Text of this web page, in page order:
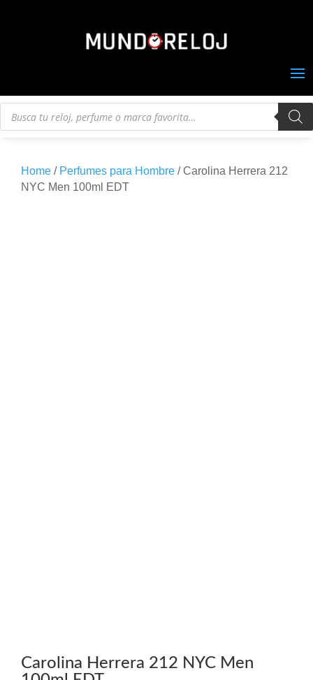
Búsqueda
Home / Perfumes para Hombre / Carolina Herrera 212
NYC Men 100ml EDT
Carolina Herrera 212 NYC Men